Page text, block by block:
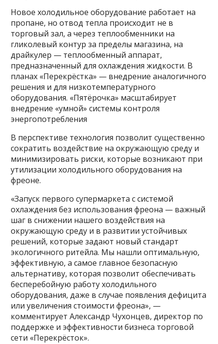
Новое холодильное оборудование работает на
пропане, но отвод тепла происходит не в
торговый зал, а через теплообменники на
гликолевый контур за пределы магазина, на
драйкулер — теплообменный аппарат,
предназначенный для охлаждения жидкости. В
планах «Перекрёстка» — внедрение аналогичного
решения и для низкотемпературного
оборудования. «Пятёрочка» масштабирует
внедрение «умной» системы контроля
энергопотребления
В перспективе технология позволит существенно
сократить воздействие на окружающую среду и
минимизировать риски, которые возникают при
утилизации холодильного оборудования на
фреоне.
«Запуск первого супермаркета с системой
охлаждения без использования фреона — важный
шаг в снижении нашего воздействия на
окружающую среду и в развитии устойчивых
решений, которые задают новый стандарт
экологичного ритейла. Мы нашли оптимальную,
эффективную, а самое главное безопасную
альтернативу, которая позволит обеспечивать
бесперебойную работу холодильного
оборудования, даже в случае появления дефицита
или увеличения стоимости фреона», —
комментирует Александр Чухонцев, директор по
поддержке и эффективности бизнеса торговой
сети «Перекрёсток».